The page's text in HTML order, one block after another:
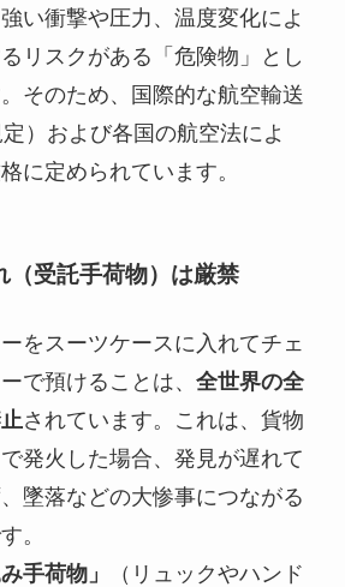
い衝撃や圧力、温度変化によ
リスクがある「危険物」とし
そのため、国際的な航空輸送
）および各国の航空法によ
に定められています。
（受託手荷物）は厳禁
をスーツケースに入れてチェ
で預けることは、 全世界の全
されています。これは、貨物
発火した場合、発見が遅れて
墜落などの大惨事につながる
。
手荷物」
（リュックやハンド